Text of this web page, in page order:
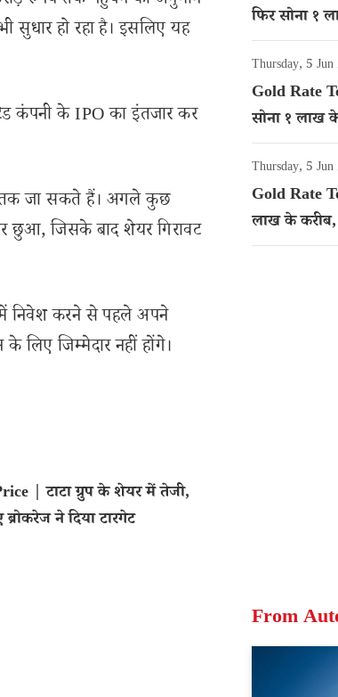
सुधार हो रहा है। इसलिए यह
कंपनी के IPO का इंतजार कर
तक जा सकते हैं। अगले कुछ
जिसके बाद शेयर गिरावट
निवेश करने से पहले अपने
जिम्मेदार नहीं होंगे।
| टाटा ग्रुप के शेयर में तेजी,
ने दिया टारगेट
फिर सोना १
कैरेट गोल्ड का
Thursday, 5
Gold Rate
सोना १ लाख
गोल्ड का रेट
Thursday, 5
Gold Rate
लाख के
का रेट
From